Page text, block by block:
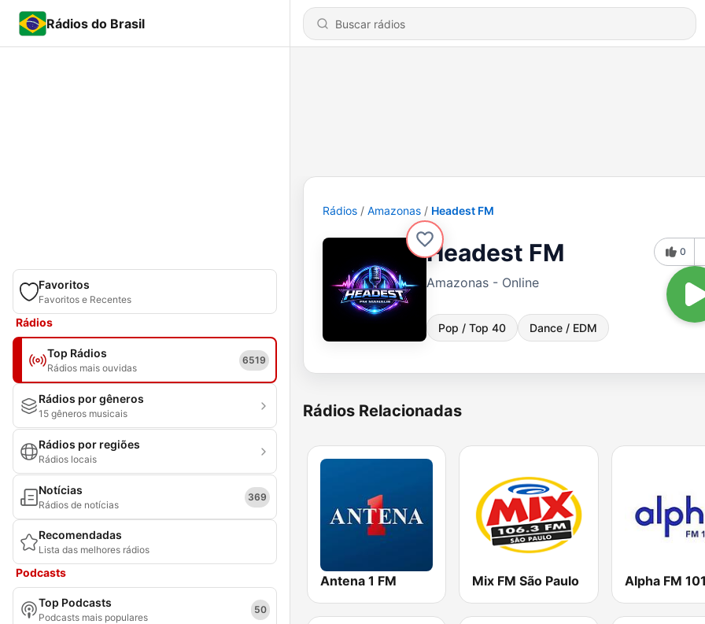
Rádios do Brasil
Favoritos
Favoritos e Recentes
Rádios
Top Rádios
Rádios mais ouvidas
6519
Rádios por gêneros
15 gêneros musicais
Rádios por regiões
Rádios locais
Notícias
Rádios de notícias
369
Recomendadas
Lista das melhores rádios
Podcasts
Top Podcasts
Podcasts mais populares
50
Rádios Amazonas Headest FM
Headest FM
Amazonas - Online
Pop / Top 40 Dance / EDM
0
Rádios Relacionadas
Antena 1 FM Mix FM São Paulo Alpha FM